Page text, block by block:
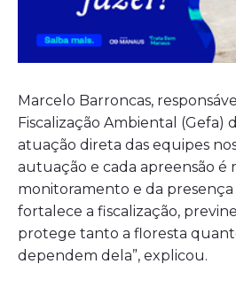
Marcelo Barroncas,
Fiscalização Ambiental (Gefa)
atuação direta das equipes
autuação e cada apreensão é
monitoramento e da presença
fortalece a fiscalização,
protege tanto a floresta
dependem dela”, explicou.